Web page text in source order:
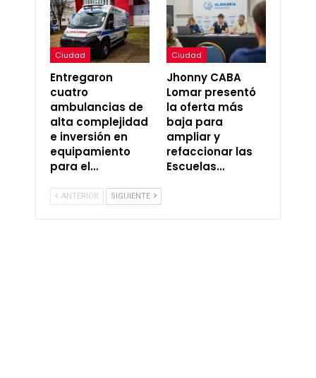
Ciudad
Entregaron
cuatro
ambulancias de
alta complejidad
e inversión en
equipamiento
para el…
Ciudad
Jhonny CABA
Lomar presentó
la oferta más
baja para
ampliar y
refaccionar las
Escuelas…
ANTERIOR SIGUIENTE